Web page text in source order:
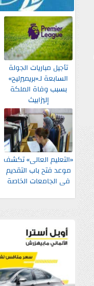
تأجيل مباريات الجولة
السابعة لـ«بريميرليج»
بسبب وفاة الملكة
إليزابيث
«التعليم العالى» تكشف
موعد فتح باب التقديم
فى الجامعات الخاصة